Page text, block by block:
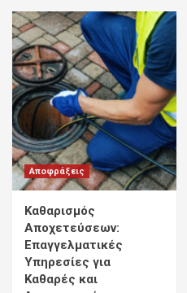
Αποφράξεις
Καθαρισμός
Αποχετεύσεων:
Επαγγελματικές
Υπηρεσίες για
Καθαρές και